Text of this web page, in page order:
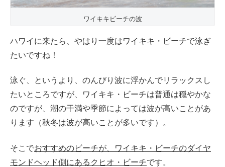
ワイキキビーチの波
ハワイに来たら、やはり一度はワイキキ・ビーチで泳ぎ
たいですね！
泳ぐ、というより、のんびり波に浮かんでリラックスし
たいところですが、ワイキキ・ビーチは普通は穏やかな
のですが、潮の干満や季節によっては波が高いことがあ
ります（秋冬は波が高いことが多いです）。
そこでおすすめのビーチが、ワイキキ・ビーチのダイヤ
モンドヘッド側にあるクヒオ・ビーチです。